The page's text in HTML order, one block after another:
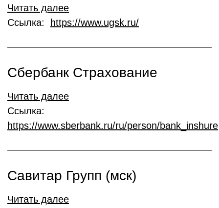
Читать далее
Ссылка:
https://www.ugsk.ru/
Сбербанк Страхование
Читать далее
Ссылка:
https://www.sberbank.ru/ru/person/bank_inshure
Савитар Групп (мск)
Читать далее